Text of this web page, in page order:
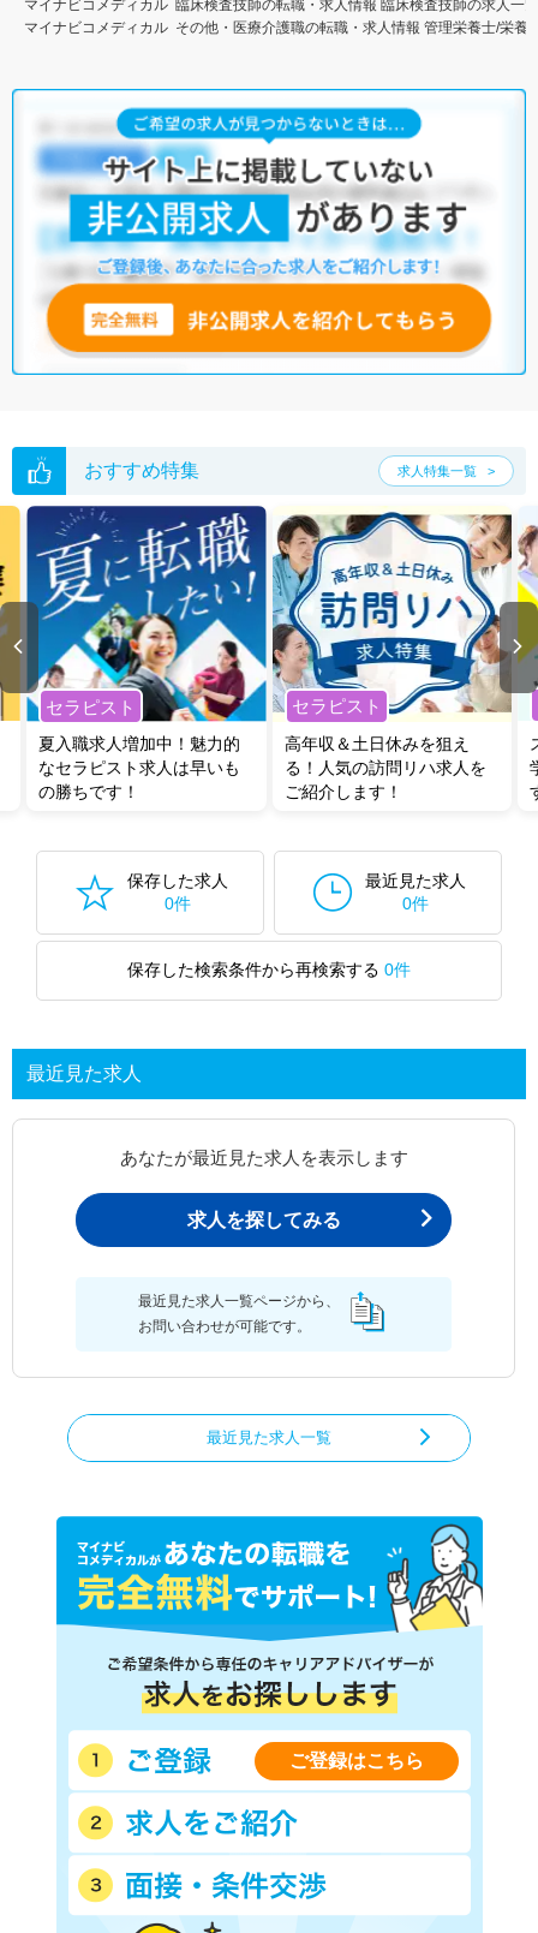
マイナビコメディカル 臨床検査技師の転職・求人情報 臨床検査技師の求人一覧
マイナビコメディカル その他・医療介護職の転職・求人情報 管理栄養士/栄養
おすすめ特集 求人特集一覧
セラピスト
夏入職求人増加中！魅力的
なセラピスト求人は早いも
の勝ちです！
セラピスト
高年収＆土日休みを狙え
る！人気の訪問リハ求人を
ご紹介します！
保存した求人
0件
最近見た求人
0件
保存した検索条件から再検索する 0件
最近見た求人
あなたが最近見た求人を表示します
求人を探してみる
最近見た求人一覧ページから、
お問い合わせが可能です。
最近見た求人一覧
ご登録はこちら